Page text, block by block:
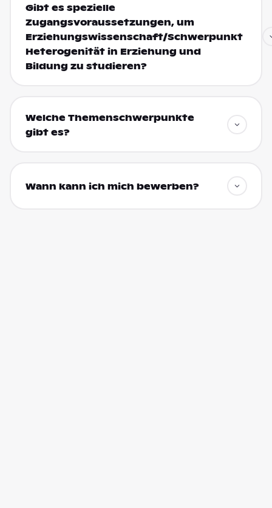
Gibt es spezielle
Zugangsvoraussetzungen, um
Erziehungswissenschaft/Schwerpunkt
Heterogenität in Erziehung und
Bildung zu studieren?
Welche Themenschwerpunkte
gibt es?
Wann kann ich mich bewerben?